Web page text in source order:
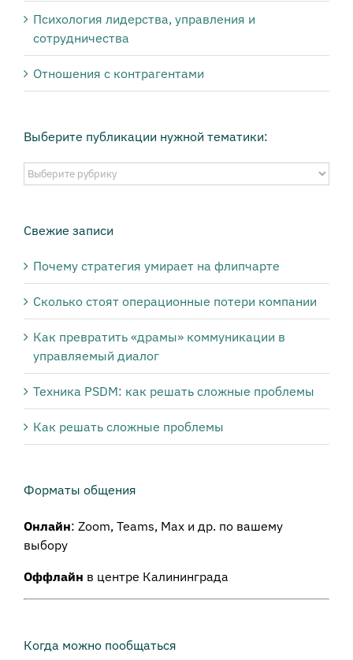
Психология лидерства, управления и
сотрудничества
Отношения с контрагентами
Выберите публикации нужной тематики:
Выберите
публикации
тематики:
Свежие записи
Почему стратегия умирает на флипчарте
Сколько стоят операционные потери компании
Как превратить «драмы» коммуникации в
управляемый диалог
Техника PSDM: как решать сложные проблемы
Как решать сложные проблемы
Форматы общения
Онлайн: Zoom, Teams, Max и др. по вашему
выбору
Оффлайн в центре Калининграда
Когда можно пообщаться